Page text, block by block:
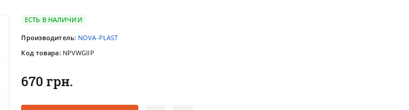
ЕСТЬ В НАЛИЧИИ
Производитель: NOVA-PLAST
Код товара: NPVWGIIP
670 грн.